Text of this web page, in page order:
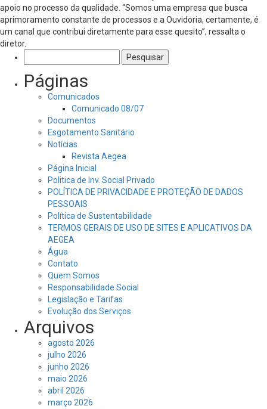
apoio no processo da qualidade. “Somos uma empresa que busca
aprimoramento constante de processos e a Ouvidoria, certamente, é
um canal que contribui diretamente para esse quesito”, ressalta o
diretor.
por:
Páginas
Comunicados
Comunicado 08/07
Documentos
Esgotamento Sanitário
Notícias
Revista Aegea
Página Inicial
Politica de Inv. Social Privado
POLÍTICA DE PRIVACIDADE E PROTEÇÃO DE DADOS
PESSOAIS
Política de Sustentabilidade
TERMOS GERAIS DE USO DE SITES E APLICATIVOS DA
AEGEA
Água
Contato
Quem Somos
Responsabilidade Social
Legislação e Tarifas
Evolução dos Serviços
Arquivos
agosto 2026
julho 2026
junho 2026
maio 2026
abril 2026
março 2026